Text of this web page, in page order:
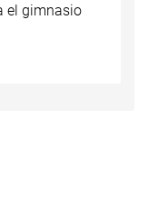
el gimnasio